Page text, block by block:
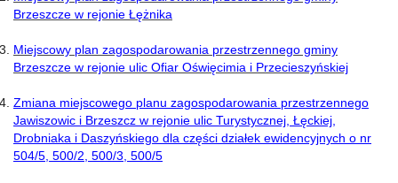
Brzeszcze w rejonie Łężnika
Miejscowy plan zagospodarowania przestrzennego gminy
Brzeszcze w rejonie ulic Ofiar Oświęcimia i Przecieszyńskiej
Zmiana miejscowego planu zagospodarowania przestrzennego
Jawiszowic i Brzeszcz w rejonie ulic Turystycznej, Łęckiej,
Drobniaka i Daszyńskiego dla części działek ewidencyjnych o nr
504/5, 500/2, 500/3, 500/5